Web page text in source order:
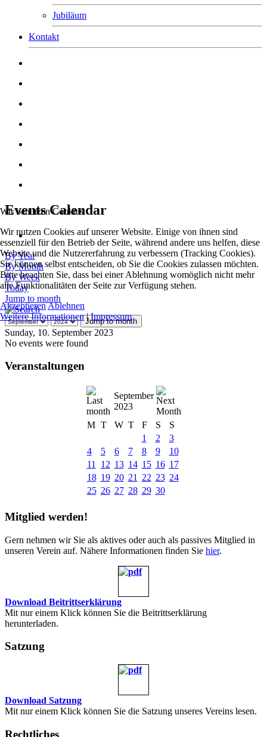
Jubiläum
Kontakt
Events Calendar
By Year
By Month
By Week
Today
Jump to month
Jump to month
Sunday, 10. September 2023
No events were found
Veranstaltungen
September
2023
M T W T F S
S
1
2
3
4
5 6 7 8 9
10
11
12 13 14 15 16 17
18 19 20 21 22 23 24
25 26 27 28 29 30
Mitglied werden!
Gern nehmen wir Sie als aktives oder auch als passives Mitglied in
unseren Verein auf. Nähere Informationen finden Sie hier.
Download Beitrittserklärung
Mit nur einem Klick können Sie die Beitrittserklärung
herunterladen.
Satzung
Download Satzung
Mit nur einem Klick können Sie die Satzung unseres Vereins lesen.
Rechtliches
Wir benutzen Cookies
Wir nutzen Cookies auf unserer Website. Einige von ihnen sind
essenziell für den Betrieb der Seite, während andere uns helfen, diese
Website und die Nutzererfahrung zu verbessern (Tracking Cookies).
Sie können selbst entscheiden, ob Sie die Cookies zulassen möchten.
Bitte beachten Sie, dass bei einer Ablehnung womöglich nicht mehr
alle Funktionalitäten der Seite zur Verfügung stehen.
AkzeptierenAblehnen
Weitere Informationen|Impressum